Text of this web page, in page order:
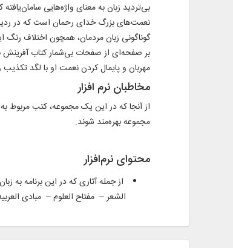
بی‌تردید زبان به معنای واژه‌هایی
نعمت‌های بزرگ خدای رحمان است که در ردیف
گوناگونی زبان مردمان، همچون اختلاف
بر صفحه‌ای از صفحات بی‌شمار کتاب آفرینش
مهربان و پایمال کردن نعمت او با لگد
مخاطبان نرم افزار
از آنجا که در این یک مجموعه، کتب مربوط
مجموعه بهره‌مند شوند.
محتوای نرم‌افزار
از جمله آثاری که در این برنامه به
الشعر – مفتاح العلوم – مبادی